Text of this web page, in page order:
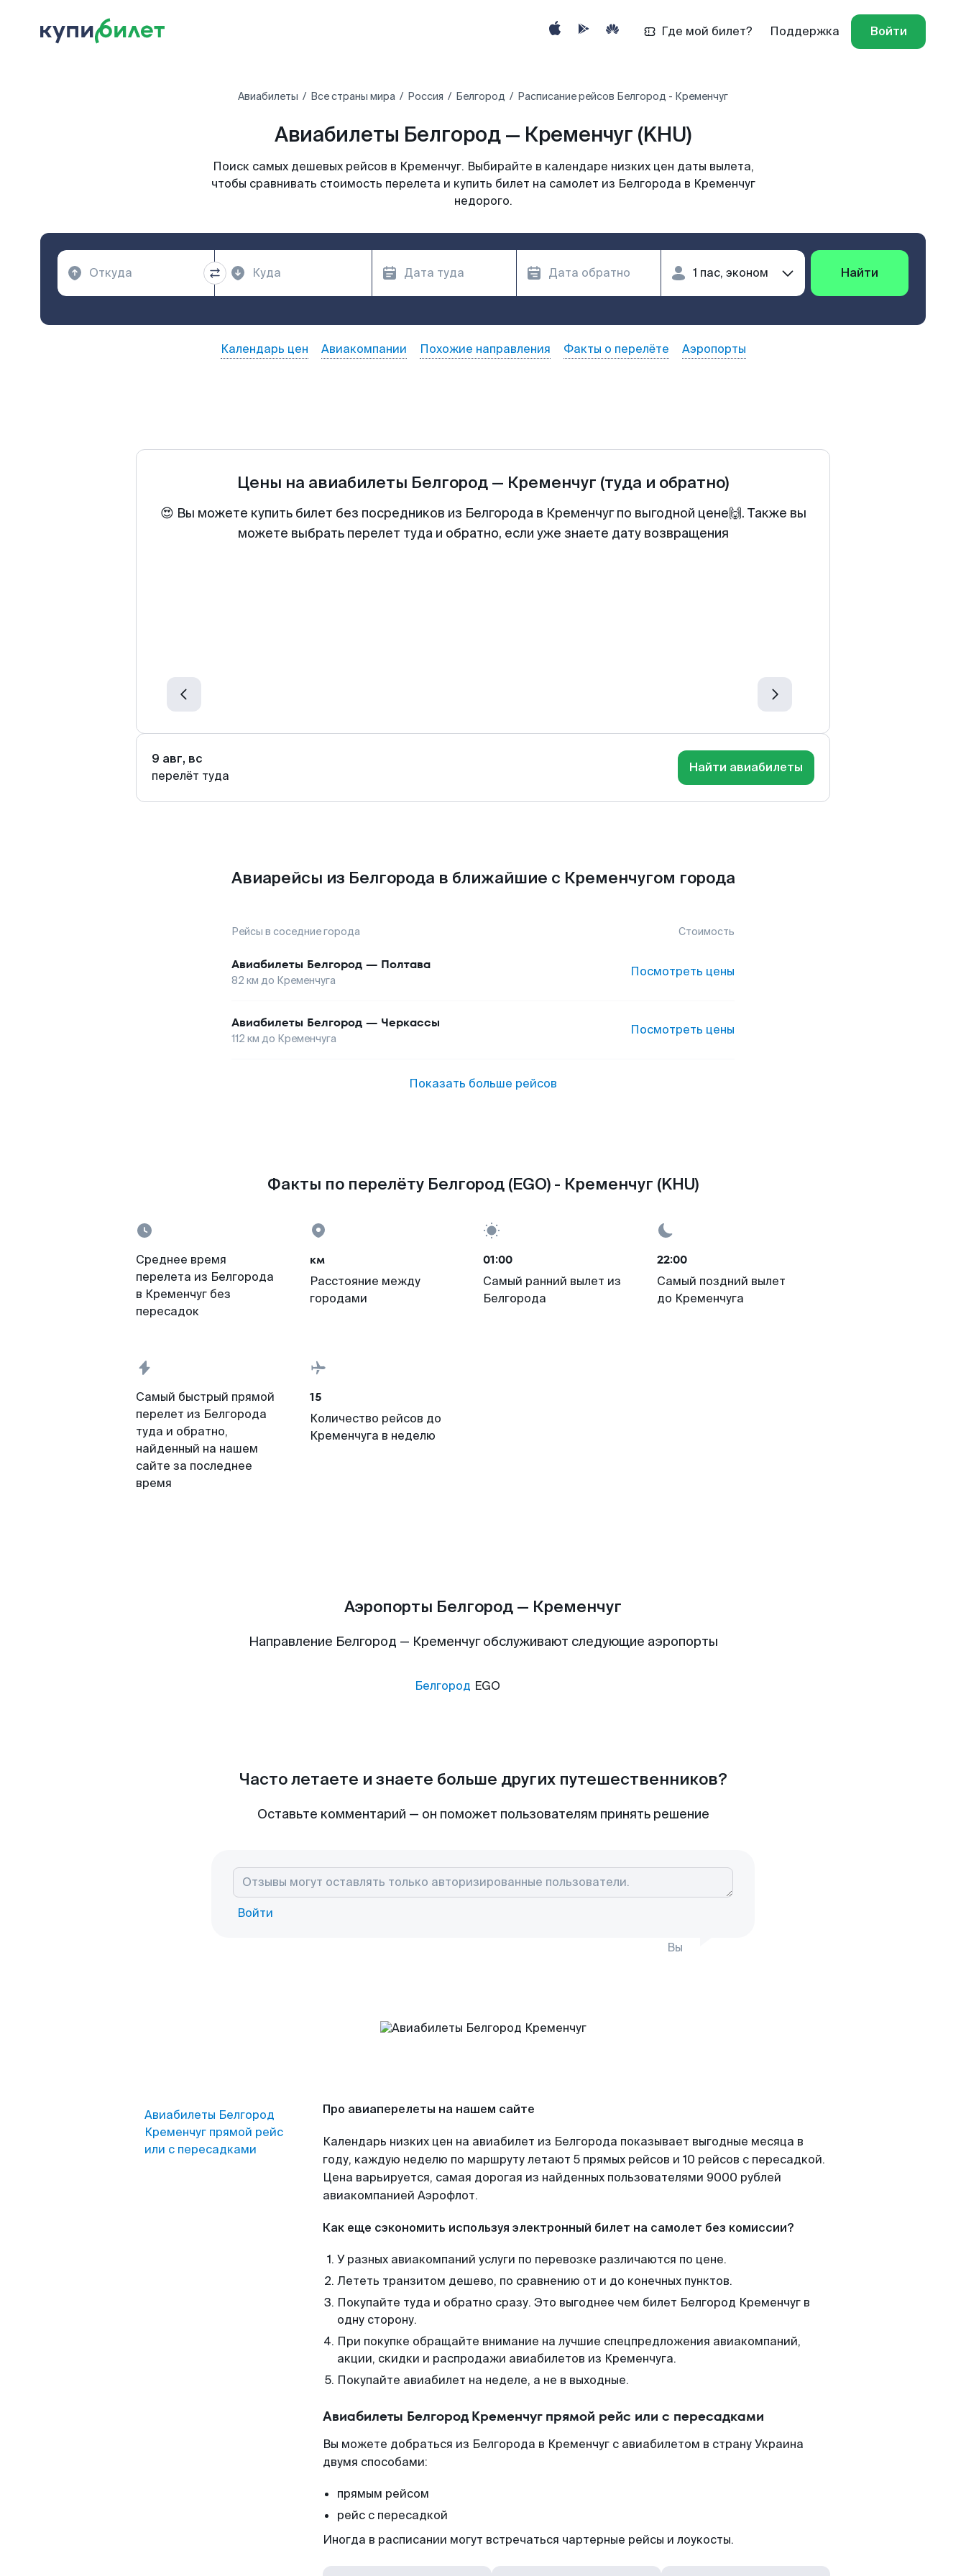
Где мой билет? Поддержка Войти
Авиабилеты Все страны мира Россия Белгород Расписание рейсов Белгород - Кременчуг
Авиабилеты Белгород — Кременчуг (KHU)
Поиск самых дешевых рейсов в Кременчуг. Выбирайте в календаре низких цен даты вылета,
чтобы сравнивать стоимость перелета и купить билет на самолет из Белгорода в Кременчуг
недорого.
Найти
Календарь цен Авиакомпании Похожие направления Факты о перелёте Аэропорты
Цены на авиабилеты Белгород — Кременчуг (туда и обратно)
😍 Вы можете купить билет без посредников из Белгорода в Кременчуг по выгодной цене🙌. Также вы
можете выбрать перелет туда и обратно, если уже знаете дату возвращения
9 авг, вс
перелёт туда
Найти авиабилеты
Авиарейсы из Белгорода в ближайшие с Кременчугом города
Рейсы в соседние города Стоимость
Авиабилеты Белгород — Полтава
82 км до Кременчуга
Посмотреть цены
Авиабилеты Белгород — Черкассы
112 км до Кременчуга
Посмотреть цены
Показать больше рейсов
Факты по перелёту Белгород (EGO) - Кременчуг (KHU)
Среднее время
перелета из Белгорода
в Кременчуг без
пересадок
км
Расстояние между
городами
01:00
Самый ранний вылет из
Белгорода
22:00
Самый поздний вылет
до Кременчуга
Самый быстрый прямой
перелет из Белгорода
туда и обратно,
найденный на нашем
сайте за последнее
время
15
Количество рейсов до
Кременчуга в неделю
Аэропорты Белгород — Кременчуг
Направление Белгород — Кременчуг обслуживают следующие аэропорты
Белгород EGO
Часто летаете и знаете больше других путешественников?
Оставьте комментарий — он поможет пользователям принять решение
Войти
Вы
Авиабилеты Белгород
Кременчуг прямой рейс
или с пересадками
Про авиаперелеты на нашем сайте
Календарь низких цен на авиабилет из Белгорода показывает выгодные месяца в
году, каждую неделю по маршруту летают 5 прямых рейсов и 10 рейсов с пересадкой.
Цена варьируется, самая дорогая из найденных пользователями 9000 рублей
авиакомпанией Аэрофлот.
Как еще сэкономить используя электронный билет на самолет без комиссии?
У разных авиакомпаний услуги по перевозке различаются по цене.
Лететь транзитом дешево, по сравнению от и до конечных пунктов.
Покупайте туда и обратно сразу. Это выгоднее чем билет Белгород Кременчуг в
одну сторону.
При покупке обращайте внимание на лучшие спецпредложения авиакомпаний,
акции, скидки и распродажи авиабилетов из Кременчуга.
Покупайте авиабилет на неделе, а не в выходные.
Авиабилеты Белгород Кременчуг прямой рейс или с пересадками
Вы можете добраться из Белгорода в Кременчуг с авиабилетом в страну Украина
двумя способами:
прямым рейсом
рейс с пересадкой
Иногда в расписании могут встречаться чартерные рейсы и лоукосты.